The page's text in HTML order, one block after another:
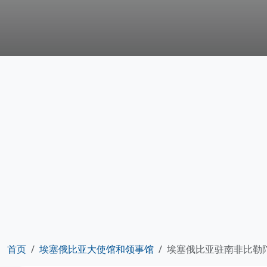
首页 埃塞俄比亚大使馆和领事馆 埃塞俄比亚驻南非比勒